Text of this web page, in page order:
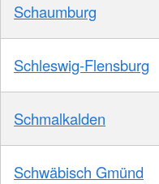
Schaumburg
Schleswig-Flensburg
Schmalkalden
Schwäbisch Gmünd